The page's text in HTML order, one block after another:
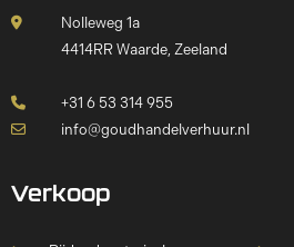
Nolleweg 1a
4414RR Waarde, Zeeland
+31 6 53 314 955
info@goudhandelverhuur.nl
Verkoop